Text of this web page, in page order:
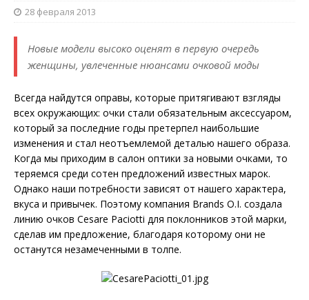
28 февраля 2013
Новые модели высоко оценят в первую очередь
женщины, увлеченные нюансами очковой моды
Всегда найдутся оправы, которые притягивают взгляды
всех окружающих: очки стали обязательным аксессуаром,
который за последние годы претерпел наибольшие
изменения и стал неотъемлемой деталью нашего образа.
Когда мы приходим в салон оптики за новыми очками, то
теряемся среди сотен предложений известных марок.
Однако наши потребности зависят от нашего характера,
вкуса и привычек. Поэтому компания Brands O.I. создала
линию очков Cesare Paciotti для поклонников этой марки,
сделав им предложение, благодаря которому они не
останутся незамеченными в толпе.